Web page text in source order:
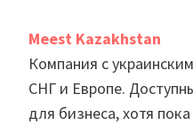
Meest Kazakhstan
Компания с
СНГ и Европе.
для бизнеса, хотя